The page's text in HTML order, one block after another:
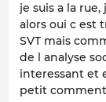
je suis a la
alors oui c est
SVT mais
de l analyse
interessant et
petit